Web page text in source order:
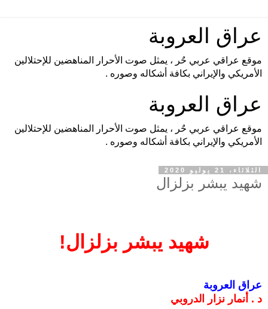
عراق العروبة
موقع عراقي عربي حٌر ، يمثل صوت الأحرار المناهضين للإحتلالين
الأمريكي والإيراني بكافة أشكاله وصوره .
عراق العروبة
موقع عراقي عربي حٌر ، يمثل صوت الأحرار المناهضين للإحتلالين
الأمريكي والإيراني بكافة أشكاله وصوره .
الثلاثاء، 21 يوليو 2020
شهيد يبشر بزلزال
شهيد يبشر بزلزال!
عراق العروبة
د . أنمار نزار الدروبي